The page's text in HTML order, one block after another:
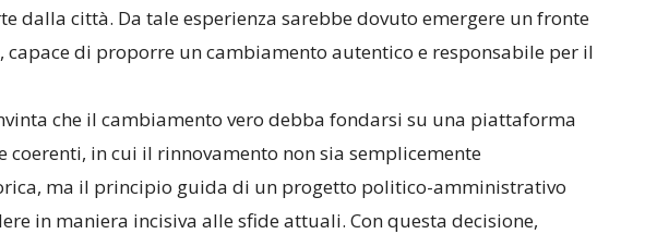
dalla città. Da tale esperienza sarebbe dovuto emergere un fronte
capace di proporre un cambiamento autentico e responsabile per il
che il cambiamento vero debba fondarsi su una piattaforma
coerenti, in cui il rinnovamento non sia semplicemente
ma il principio guida di un progetto politico-amministrativo
in maniera incisiva alle sfide attuali. Con questa decisione,